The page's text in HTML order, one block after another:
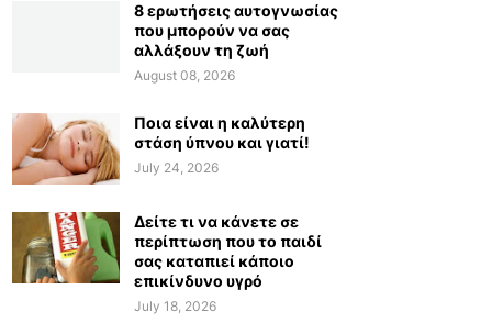
8 ερωτήσεις αυτογνωσίας
που μπορούν να σας
αλλάξουν τη ζωή
August 08, 2026
Ποια είναι η καλύτερη
στάση ύπνου και γιατί!
July 24, 2026
Δείτε τι να κάνετε σε
περίπτωση που το παιδί
σας καταπιεί κάποιο
επικίνδυνο υγρό
July 18, 2026